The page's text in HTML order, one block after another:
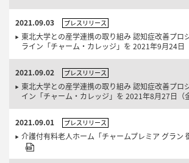
2021.09.03 プレスリリース
東北大学との産学連携の取り組み 認知症改善プロ
ライン「チャーム・カレッジ」を 2021年9月24日
2021.09.02 プレスリリース
東北大学との産学連携の取り組み 認知症改善プロ
イン「チャーム・カレッジ」を 2021年8月27日（
2021.09.01 プレスリリース
介護付有料老人ホーム「チャームプレミア グラン